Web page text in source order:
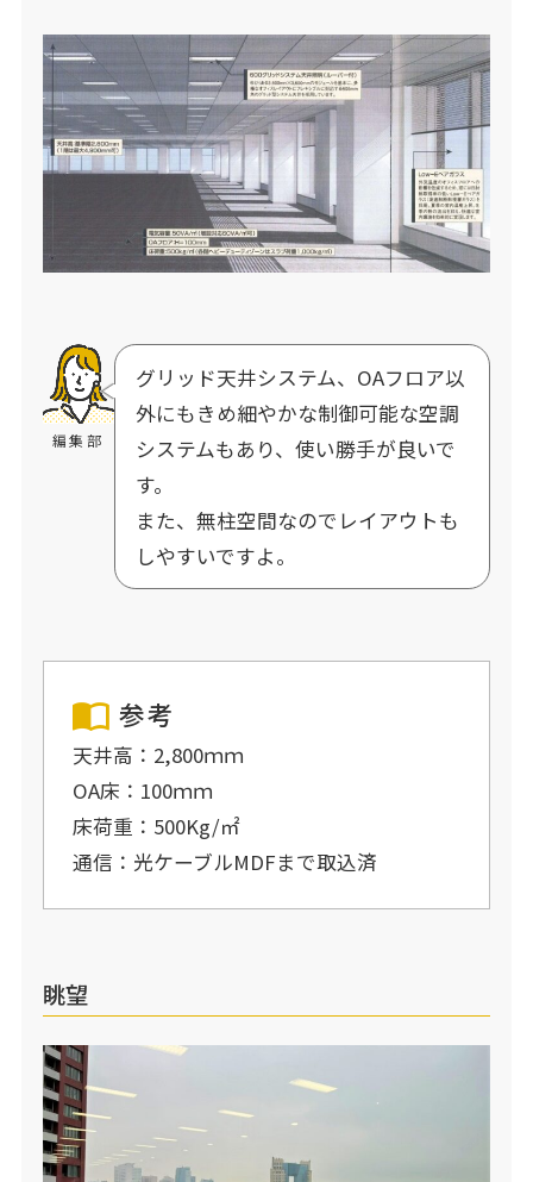
編集部
グリッド天井システム、OAフロア以
外にもきめ細やかな制御可能な空調
システムもあり、使い勝手が良いで
す。
また、無柱空間なのでレイアウトも
しやすいですよ。
参考
天井高：2,800ｍｍ
OA床：100ｍｍ
床荷重：500Kg/㎡
通信：光ケーブルMDFまで取込済
眺望